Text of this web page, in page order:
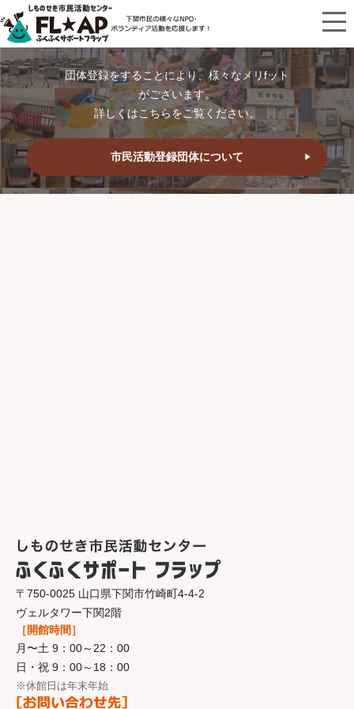
団体登録をすることにより、様々なメリfット
がございます。
詳しくはこちらをご覧ください。
市民活動登録団体について
〒750-0025 山口県下関市竹崎町4-4-2
ヴェルタワー下関2階
［開館時間］
月〜土 9：00～22：00
日・祝 9：00～18：00
※休館日は年末年始